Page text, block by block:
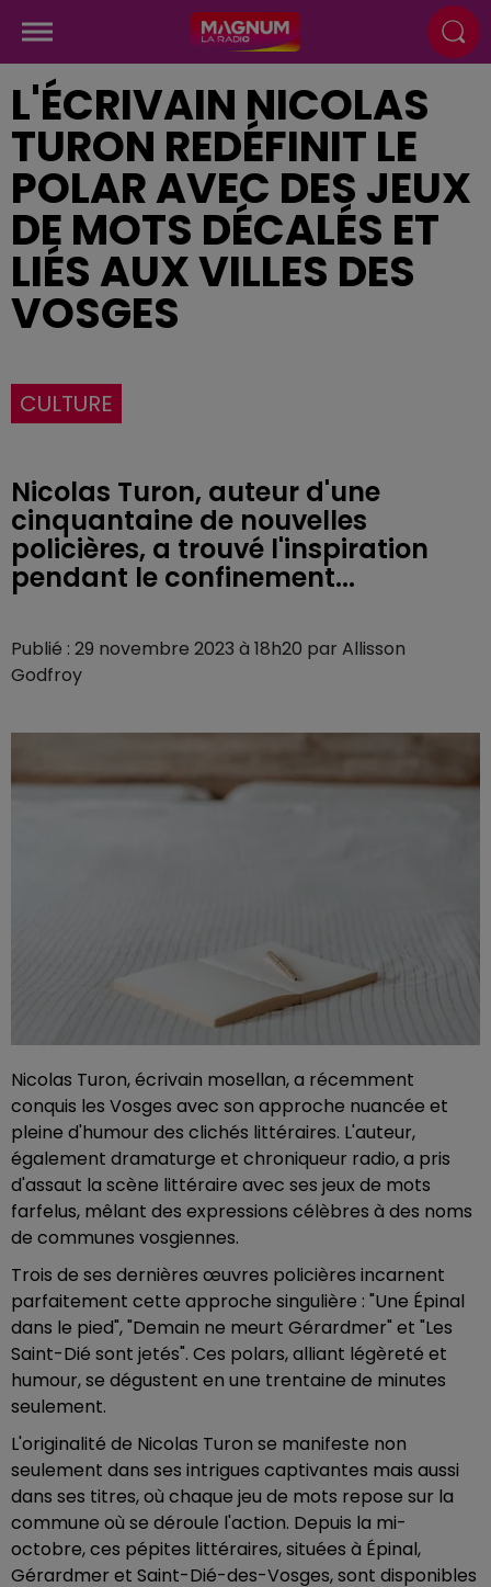
L'ÉCRIVAIN NICOLAS
TURON REDÉFINIT LE
POLAR AVEC DES JEUX
DE MOTS DÉCALÉS ET
LIÉS AUX VILLES DES
VOSGES
CULTURE
Nicolas Turon, auteur d'une
cinquantaine de nouvelles
policières, a trouvé l'inspiration
pendant le confinement...
Publié : 29 novembre 2023 à 18h20 par Allisson
Godfroy
Nicolas Turon, écrivain mosellan, a récemment
conquis les Vosges avec son approche nuancée et
pleine d'humour des clichés littéraires. L'auteur,
également dramaturge et chroniqueur radio, a pris
d'assaut la scène littéraire avec ses jeux de mots
farfelus, mêlant des expressions célèbres à des noms
de communes vosgiennes.
Trois de ses dernières œuvres policières incarnent
parfaitement cette approche singulière : "Une Épinal
dans le pied", "Demain ne meurt Gérardmer" et "Les
Saint-Dié sont jetés". Ces polars, alliant légèreté et
humour, se dégustent en une trentaine de minutes
seulement.
L'originalité de Nicolas Turon se manifeste non
seulement dans ses intrigues captivantes mais aussi
dans ses titres, où chaque jeu de mots repose sur la
commune où se déroule l'action. Depuis la mi-
octobre, ces pépites littéraires, situées à Épinal,
Gérardmer et Saint-Dié-des-Vosges, sont disponibles